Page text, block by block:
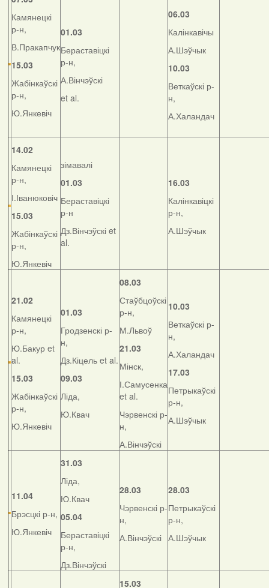
Камянецкі
р-н,
В.Пракапчук
15.03
Жабінкаўскі
р-н,
Ю.Янкевіч
01.03
Бераставіцкі
р-н,
А.Вінчэўскі
et al.
06.03
Калінкавічы
А.Шэўчык
10.03
Веткаўскі р-
н,
А.Халандач
14.02
Камянецкі
р-н,
І.Іванюковіч
15.03
Жабінкаўскі
р-н,
Ю.Янкевіч
зімавалі
01.03
Бераставіцкі
р-н
Дз.Вінчэўскі et
al.
16.03
Калінкавіцкі
р-н,
А.Шэўчык
21.02
Камянецкі
р-н,
Ю.Бакур et
al.
15.03
Жабінкаўскі
р-н,
Ю.Янкевіч
01.03
Гродзенскі р-
н,
Дз.Кіцель et al.
09.03
Ліда,
Ю.Квач
08.03
Стаўбцоўскі
р-н,
М.Львоў
21.03
Мінск,
І.Самусенка
et al.
Чэрвенскі р-
н,
А.Вінчэўскі
10.03
Веткаўскі р-
н,
А.Халандач
17.03
Петрыкаўскі
р-н,
А.Шэўчык
11.04
Брэсцкі р-н,
Ю.Янкевіч
31.03
Ліда,
Ю.Квач
05.04
Бераставіцкі
р-н,
Дз.Вінчэўскі
28.03
Чэрвенскі р-
н,
А.Вінчэўскі
28.03
Петрыкаўскі
р-н,
А.Шэўчык
15.03